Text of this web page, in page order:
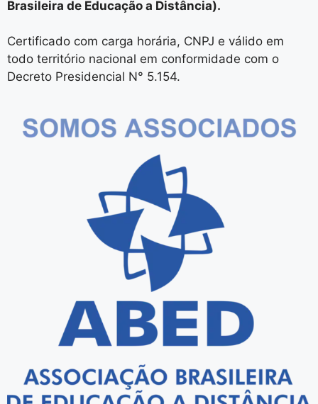
Brasileira de Educação a Distância).
Certificado com carga horária, CNPJ e válido em
todo território nacional em conformidade com o
Decreto Presidencial N° 5.154.